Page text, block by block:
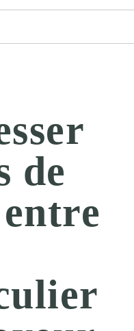
de